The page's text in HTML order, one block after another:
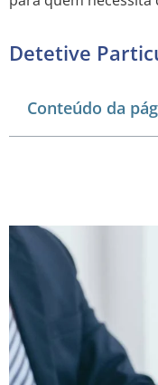
Detetive
Conteúdo da